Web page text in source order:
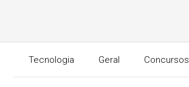
Tecnologia Geral Concursos